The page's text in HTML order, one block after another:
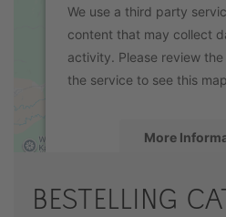
We use a third party
content that may collect
activity. Please review
the service to see this map.
More
BESTELLING